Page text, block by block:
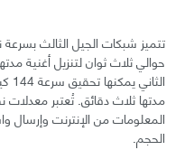
حوالي ثلاث ثوان لتنزيل أغنية
مدتها ثلاث دقائق. تُعتبر معدلات
المعلومات من الإنترنت وإرسال
الحجم.